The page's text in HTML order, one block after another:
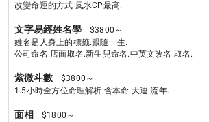
改變命運的方式 風水CP最高.
文字易經姓名學
$3800～
姓名是人身上的標籤.跟隨一生.
公司命名.店面取名.新生兒命名.中英文改名.取名.
紫微斗數
$3800～
1.5小時全方位命理解析.含本命.大運.流年.
面相
$1800～